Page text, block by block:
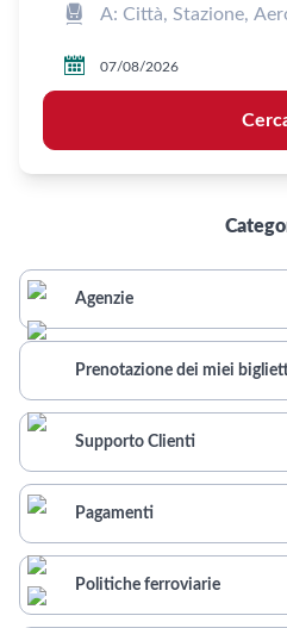


Agenzie
Prenotazione dei miei
Supporto Clienti
Pagamenti
Politiche ferroviarie